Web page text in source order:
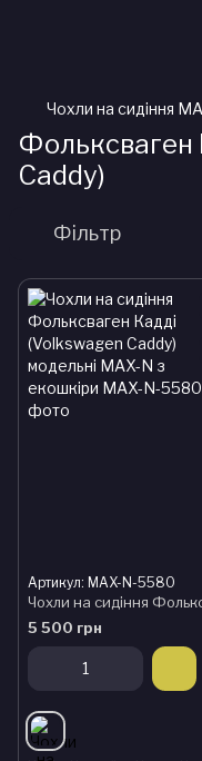
Чохли на сидіння
Фольксваген
Caddy)
Фільтр
Артикул: MAX-N-5580
5 500 грн